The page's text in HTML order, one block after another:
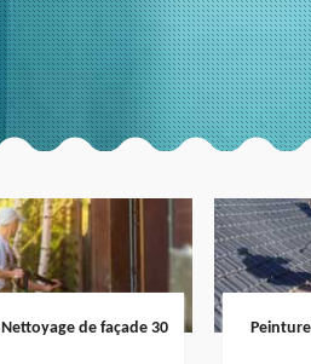
Nettoyage de façade 30